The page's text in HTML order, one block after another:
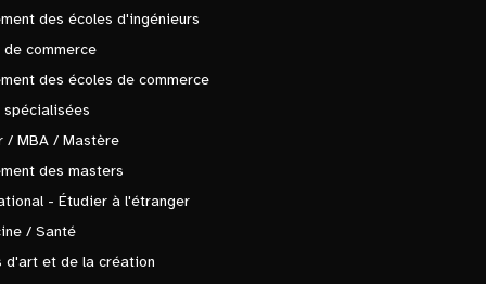
des écoles d'ingénieurs
de commerce
des écoles de commerce
spécialisées
/ MBA / Mastère
des masters
- Étudier à l'étranger
/ Santé
d'art et de la création